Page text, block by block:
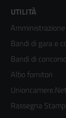
Footer
menù
colonna
2
UTILITÀ
Bandi di gara e
Bandi di
Albo fornitori
Unioncamere.Net
Rassegna